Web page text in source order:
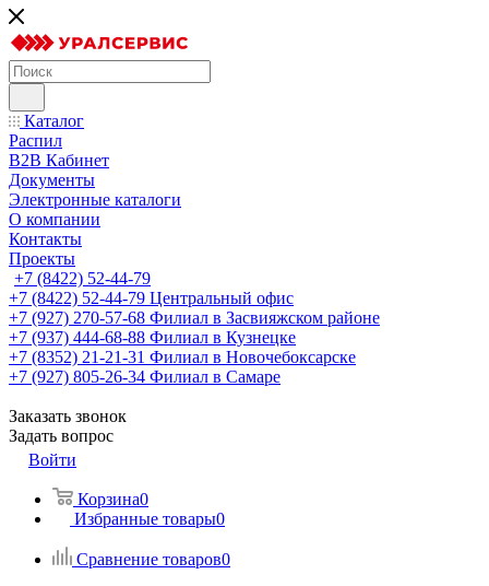
Каталог
Распил
B2B Кабинет
Документы
Электронные каталоги
О компании
Контакты
Проекты
+7 (8422) 52-44-79
+7 (8422) 52-44-79 Центральный офис
+7 (927) 270-57-68 Филиал в Засвияжском районе
+7 (937) 444-68-88 Филиал в Кузнецке
+7 (8352) 21-21-31 Филиал в Новочебоксарске
+7 (927) 805-26-34 Филиал в Самаре
Заказать звонок
Задать вопрос
Войти
Корзина0
Избранные товары0
Сравнение товаров0